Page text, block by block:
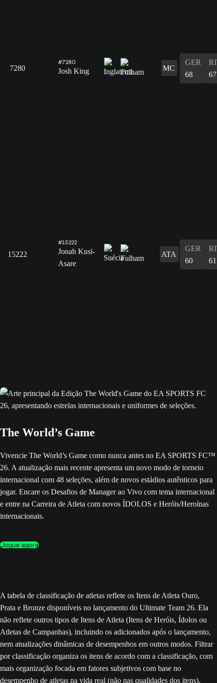
7280
#7280
Josh King MC
GER
68
67
15222
#15222
Jonah Kusi-
Asare
ATA
GER
60
61
The World’s Game
Vivencie The World’s Game como nunca antes no EA SPORTS FC™
26. A atualização mais recente apresenta um novo modo de torneio
internacional com 48 seleções, além de novos estádios autênticos para
jogar. Encare os Desafios de Manager ao Vivo com tema internacional
e entre na Carreira de Atleta com novos ÍDOLOS e Heróis/Heroínas
internacionais.
Jogue agora
A tabela de classificação de atletas reflete os Itens de Atleta Ouro,
Prata e Bronze disponíveis no lançamento do Ultimate Team 26. Ela
não reflete outros tipos de Itens de Atleta (Itens de Heróis, Ídolos ou
Atletas de Campanhas), incluindo os adicionados após o lançamento,
nem atualizações dinâmicas de desempenhos em outros modos. Filtrar
por classificação organiza os itens de acordo com a classificação, com
mais organização focada em fatores subjetivos com base no
desempenho de atletas na vida real (não nas qualidades dos itens).